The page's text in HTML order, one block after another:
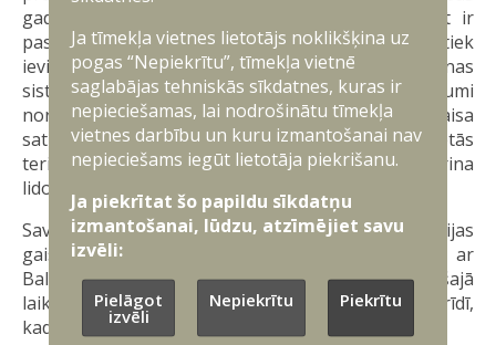
gadījumā notriektu agresorvalstu dronus. Tāpat ir
pastiprināta NATO patrulēšanas misija, kā arī tiek
ieviestas jaunas akustiskās gaisa telpas novērošanas
sistēmas. Pēdējā gada laikā ir veikti grozījumi
normatīvajos aktos, kas sadarbībā ar Latvijas Gaisa
satiksmi ļauj ātri slēgt gaisa telpu apdraudētās
teritorijās. Tāpat ir veiktas izmaiņas, kas pastiprina
lidojumu kontroli Latvijas austrumu gaisa telpā.
Savukārt no 18. septembra līdz 8. oktobrim Latvijas
gaisa telpas zona pie austrumu robežas ar
Baltkrieviju un Krieviju tika slēgta diennakts tumšajā
laikā no pulksten 20.00 vakarā līdz 07.00 rītā – brīdī,
kad ir augstākais apdraudējumu risks.
Ja tīmekļa vietnes lietotājs noklikšķina uz
pogas “Nepiekrītu”, tīmekļa vietnē
saglabājas tehniskās sīkdatnes, kuras ir
nepieciešamas, lai nodrošinātu tīmekļa
vietnes darbību un kuru izmantošanai nav
nepieciešams iegūt lietotāja piekrišanu.
Ja piekrītat šo papildu sīkdatņu
izmantošanai, lūdzu, atzīmējiet savu
izvēli:
Pielāgot
izvēli
Nepiekrītu Piekrītu